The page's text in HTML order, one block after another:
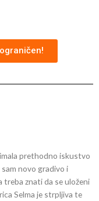
prethodno iskustvo
novo gradivo i
treba znati da se uloženi
Selma je strpljiva te